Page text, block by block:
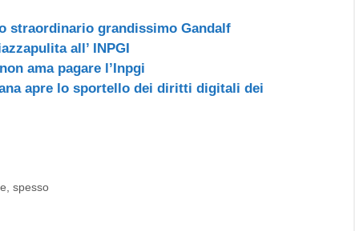
straordinario grandissimo Gandalf
all’ INPGI
ama pagare l’Inpgi
apre lo sportello dei diritti digitali dei
spesso